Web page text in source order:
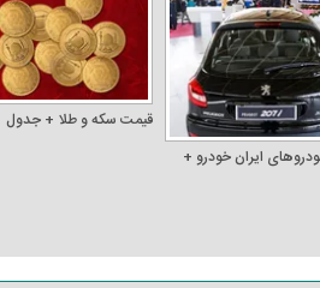
ایران خودرو +
قیمت سکه و طلا + جدول